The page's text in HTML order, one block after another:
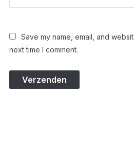
Save my name, email, and
next time I comment.